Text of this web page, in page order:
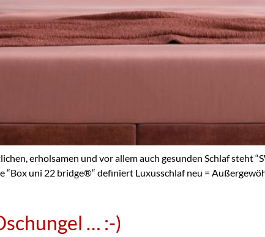
erholsamen und vor allem auch gesunden Schlaf steht
“Box uni 22 bridge®️“ definiert Luxusschlaf neu =
… :-)